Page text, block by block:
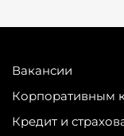
Вакансии
Корпоративным
Кредит и